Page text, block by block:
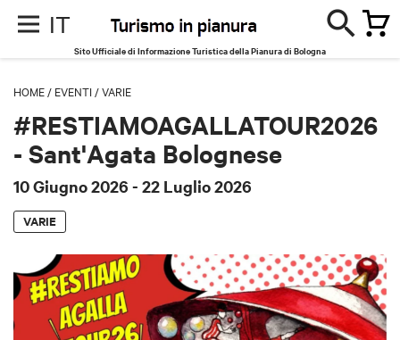
IT
Sito Ufficiale di Informazione Turistica della Pianura di Bologna
HOME / EVENTI /VARIE
#RESTIAMOAGALLATOUR2026
- Sant'Agata Bolognese
10 Giugno 2026 - 22 Luglio 2026
VARIE